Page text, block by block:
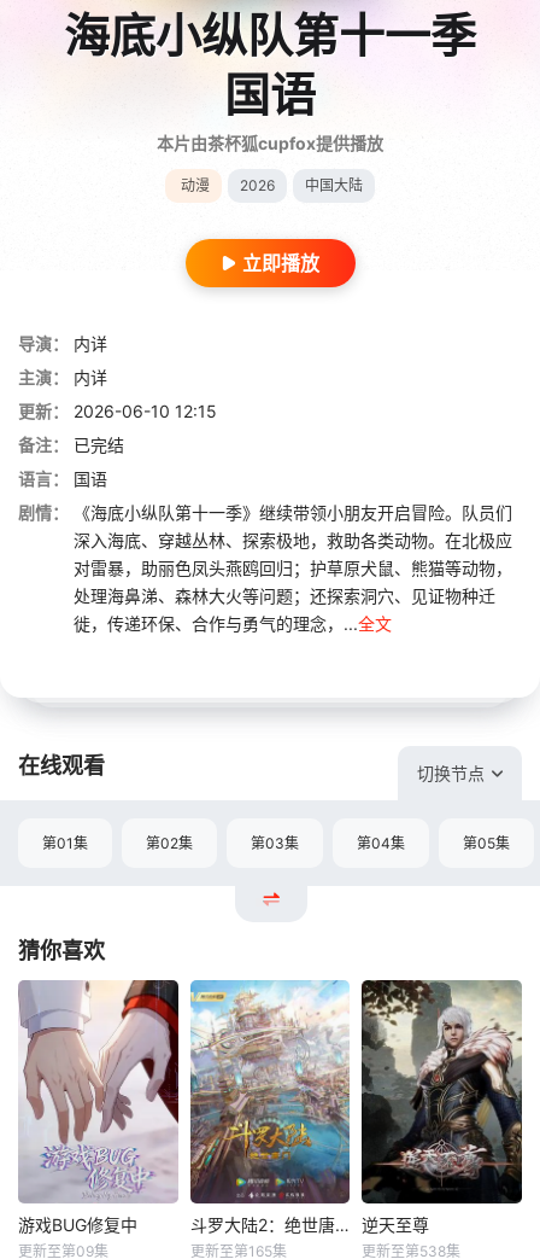
海底小纵队第十一季
国语
本片由茶杯狐cupfox提供播放
动漫 2026 中国大陆
立即播放
导演：
内详
主演：
内详
更新：
2026-06-10 12:15
备注：
已完结
语言：
国语
剧情：
《海底小纵队第十一季》继续带领小朋友开启冒险。队员们
深入海底、穿越丛林、探索极地，救助各类动物。在北极应
对雷暴，助丽色凤头燕鸥回归；护草原犬鼠、熊猫等动物，
处理海鼻涕、森林大火等问题；还探索洞穴、见证物种迁
徙，传递环保、合作与勇气的理念，...全文
在线观看 切换节点
第01集 第02集 第03集 第04集 第05集
猜你喜欢
游戏BUG修复中
更新至第09集
斗罗大陆2：绝世唐门
更新至第165集
逆天至尊
更新至第538集